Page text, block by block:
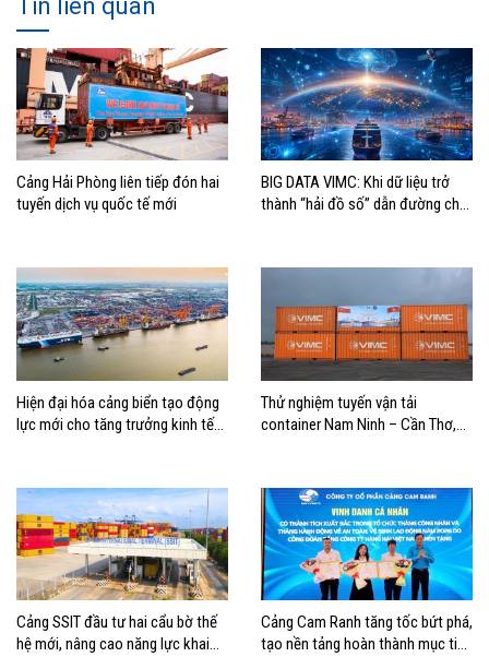
Tin liên quan
Cảng Hải Phòng liên tiếp đón hai
tuyến dịch vụ quốc tế mới
BIG DATA VIMC: Khi dữ liệu trở
thành “hải đồ số” dẫn đường cho
Hiện đại hóa cảng biển tạo động
lực mới cho tăng trưởng kinh tế
Thử nghiệm tuyến vận tải
container Nam Ninh – Cần Thơ,
Cảng SSIT đầu tư hai cẩu bờ thế
hệ mới, nâng cao năng lực khai
Cảng Cam Ranh tăng tốc bứt phá,
tạo nền tảng hoàn thành mục tiêu